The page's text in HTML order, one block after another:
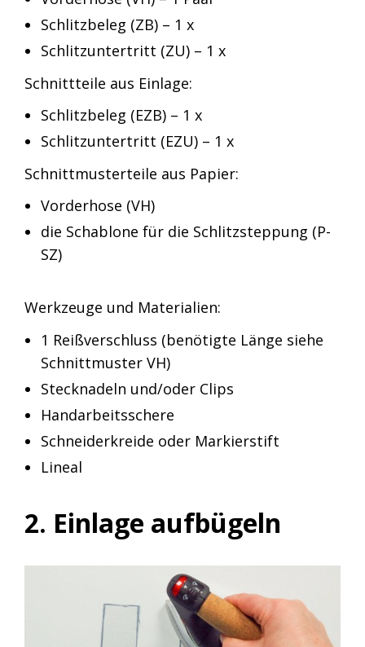
Schlitzbeleg (ZB) – 1 x
Schlitzuntertritt (ZU) – 1 x
Schnittteile aus Einlage:
Schlitzbeleg (EZB) – 1 x
Schlitzuntertritt (EZU) – 1 x
Schnittmusterteile aus Papier:
Vorderhose (VH)
die Schablone für die Schlitzsteppung (P-
SZ)
Werkzeuge und Materialien:
1 Reißverschluss (benötigte Länge siehe
Schnittmuster VH)
Stecknadeln und/oder Clips
Handarbeitsschere
Schneiderkreide oder Markierstift
Lineal
2. Einlage aufbügeln